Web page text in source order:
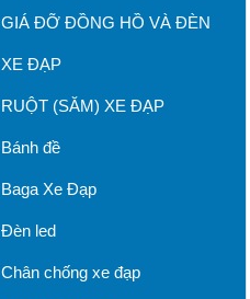
GIÁ ĐỠ ĐỒNG HỒ VÀ ĐÈN
XE ĐẠP
RUỘT (SĂM) XE ĐẠP
Bánh đề
Baga Xe Đạp
Đèn led
Chân chống xe đạp